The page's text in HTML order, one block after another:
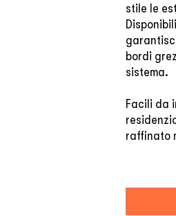
stile le
bordi
sistema.
Facili da
raffinato